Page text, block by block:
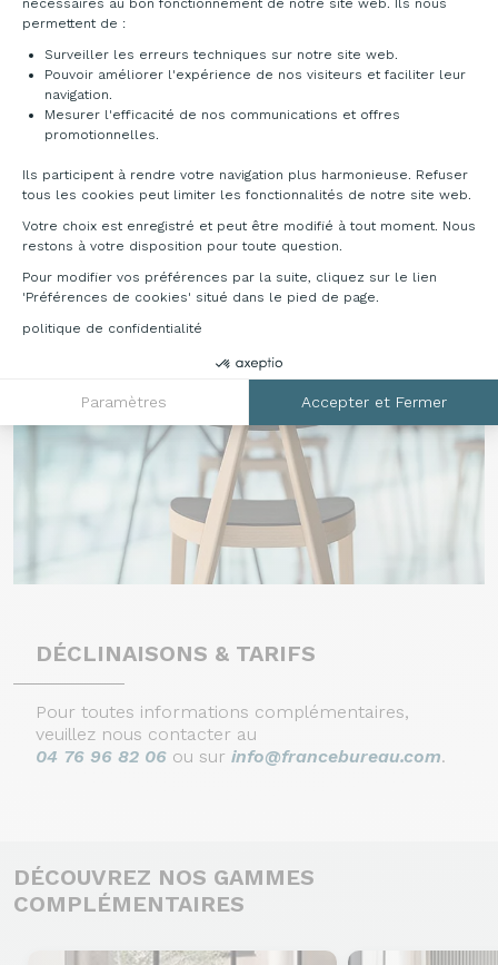
permettent de :
Surveiller les erreurs techniques sur notre site web.
Pouvoir améliorer l'expérience de nos visiteurs et faciliter leur
navigation.
Mesurer l'efficacité de nos communications et offres
promotionnelles.
Ils participent à rendre votre navigation plus harmonieuse. Refuser
tous les cookies peut limiter les fonctionnalités de notre site web.
Votre choix est enregistré et peut être modifié à tout moment. Nous
restons à votre disposition pour toute question.
Pour modifier vos préférences par la suite, cliquez sur le lien
'Préférences de cookies' situé dans le pied de page.
politique de confidentialité
Paramètres Accepter et Fermer
Axeptio consent
Nuancier
Frêne massif
Verni chêne
Verni noyer
cannelé
DÉCLINAISONS & TARIFS
Pour toutes informations complémentaires,
veuillez nous contacter au
04 76 96 82 06 ou sur info@francebureau.com.
DÉCOUVREZ NOS GAMMES
COMPLÉMENTAIRES